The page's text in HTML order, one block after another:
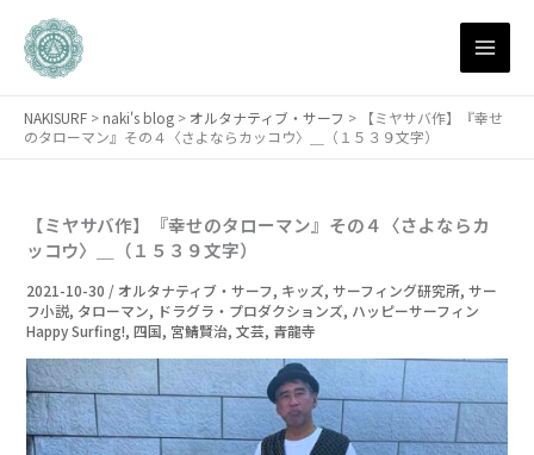
NAKISURF > naki's blog > オルタナティブ・サーフ >
【ミヤサバ作】『幸せ
のタローマン』その４〈さよならカッコウ〉＿（１５３９文字）
【ミヤサバ作】『幸せのタローマン』その４〈さよならカ
ッコウ〉＿（１５３９文字）
2021-10-30 / オルタナティブ・サーフ, キッズ,サーフィング研究所,サー
フ小説, タローマン, ドラグラ・プロダクションズ, ハッピーサーフィン
Happy Surfing!,四国, 宮鯖賢治,文芸, 青龍寺
別
ア
ー
イ